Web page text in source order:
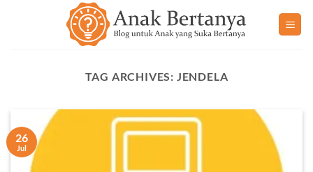
TAG ARCHIVES: JENDELA
26
Jul